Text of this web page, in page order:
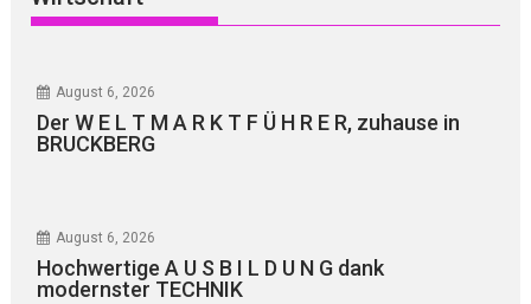
August 6, 2026
Der W E L T M A R K T F Ü H R E R, zuhause in
BRUCKBERG
August 6, 2026
Hochwertige A U S B I L D U N G dank
modernster TECHNIK